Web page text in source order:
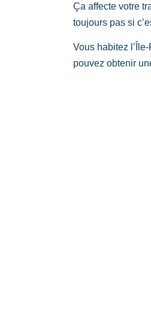
Ça affecte votre
toujours pas si
Vous habitez
pouvez obtenir